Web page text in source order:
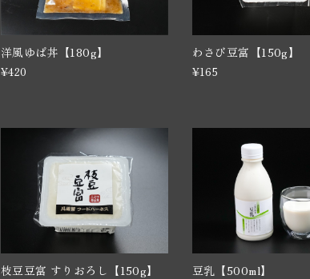
洋風ゆば丼【180g】
¥420
わさび豆富【150g】
¥165
枝豆豆富 すりおろし【150g】 豆乳【500ml】